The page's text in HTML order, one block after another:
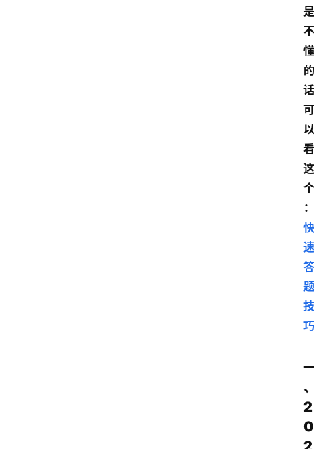
是
不
懂
的
话
可
以
看
这
个
：
快
速
答
题
技
巧
2
0